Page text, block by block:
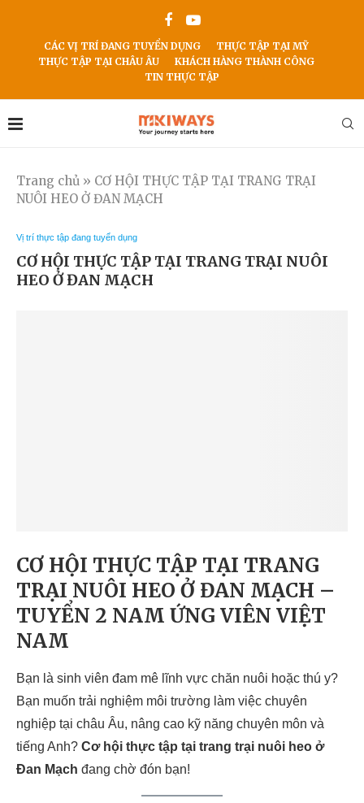
CÁC VỊ TRÍ ĐANG TUYỂN DỤNG
THỰC TẬP TẠI MỸ
THỰC TẬP TẠI CHÂU ÂU
KHÁCH HÀNG THÀNH CÔNG
TIN THỰC TẬP
Trang chủ » CƠ HỘI THỰC TẬP TẠI TRANG TRẠI
NUÔI HEO Ở ĐAN MẠCH
Vị trí thực tập đang tuyển dụng
CƠ HỘI THỰC TẬP TẠI TRANG TRẠI NUÔI
HEO Ở ĐAN MẠCH
CƠ HỘI THỰC TẬP TẠI TRANG
TRẠI NUÔI HEO Ở ĐAN MẠCH –
TUYỂN 2 NAM ỨNG VIÊN VIỆT
NAM
Bạn là sinh viên đam mê lĩnh vực chăn nuôi hoặc thú y?
Bạn muốn trải nghiệm môi trường làm việc chuyên
nghiệp tại châu Âu, nâng cao kỹ năng chuyên môn và
tiếng Anh? Cơ hội thực tập tại trang trại nuôi heo ở
Đan Mạch đang chờ đón bạn!